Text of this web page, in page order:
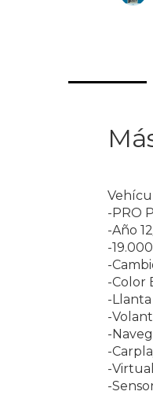
-PRO
-Año
-
-
-Color
-Llanta
-
-
-
-
-